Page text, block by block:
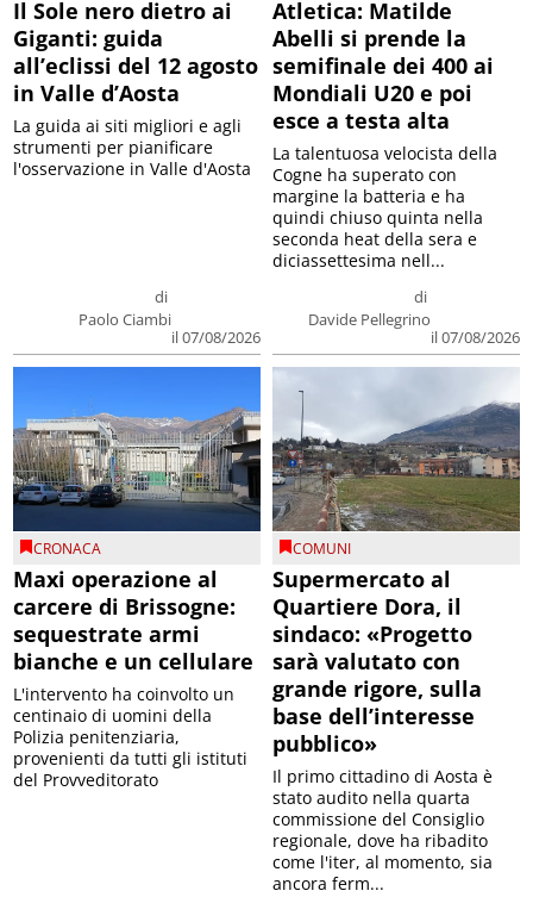
Il Sole nero dietro ai
Giganti: guida
all’eclissi del 12 agosto
in Valle d’Aosta
di
Paolo Ciambi
il 07/08/2026
La guida ai siti migliori e agli
strumenti per pianificare
l'osservazione in Valle d'Aosta
Atletica: Matilde
Abelli si prende la
semifinale dei 400 ai
Mondiali U20 e poi
esce a testa alta
di
Davide Pellegrino
il 07/08/2026
La talentuosa velocista della
Cogne ha superato con
margine la batteria e ha
quindi chiuso quinta nella
seconda heat della sera e
diciassettesima nell...
CRONACA
Maxi operazione al
carcere di Brissogne:
sequestrate armi
bianche e un cellulare
L'intervento ha coinvolto un
centinaio di uomini della
Polizia penitenziaria,
provenienti da tutti gli istituti
del Provveditorato
COMUNI
Supermercato al
Quartiere Dora, il
sindaco: «Progetto
sarà valutato con
grande rigore, sulla
base dell’interesse
pubblico»
Il primo cittadino di Aosta è
stato audito nella quarta
commissione del Consiglio
regionale, dove ha ribadito
come l'iter, al momento, sia
ancora ferm...